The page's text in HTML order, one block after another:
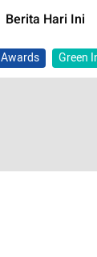
Berita Hari Ini
Green